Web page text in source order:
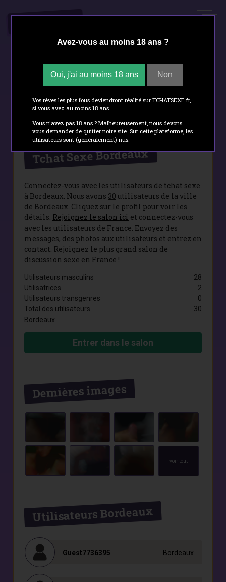
Tchat Sexe Bordeaux
Connectez-vous avec les utilisateurs de tchat sexe
à Bordeaux. Nous avons 30 utilisateurs de la ville
de Bordeaux. Cliquez sur le profil pour voir les
détails. Rejoignez le salon ici et connectez-vous
avec les utilisateurs de France. Envoyez des
messages, des photos aux utilisateurs et entrez en
contact. Rejoignez le plus grand salon de
discussion sexe en France !
Utilisateurs masculins
Utilisatrices
Utilisateurs transgenres
Total des utilisateurs
Bordeaux
28
2
0
30
Entrer dans le salon
Dernières images
voir tout
Utilisateurs Bordeaux
Guest7736395 Bordeaux
Avez-vous au moins 18 ans ?
Oui, j'ai au moins 18 ans Non
Vos rêves les plus fous deviendront réalité sur TCHATSEXE.fr,
si vous avez au moins 18 ans.
Vous n'avez pas 18 ans ? Malheureusement, nous devons
vous demander de quitter notre site. Sur cette plateforme, les
utilisateurs sont (généralement) nus.